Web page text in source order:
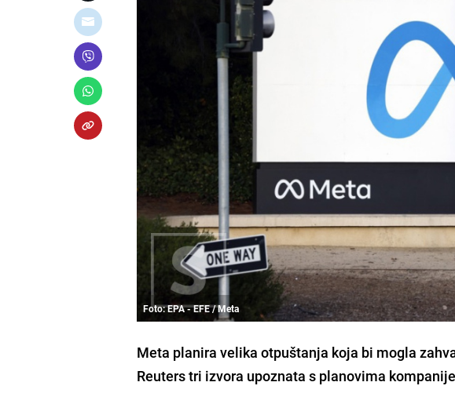
Foto: EPA - EFE / Meta
Meta planira velika otpuštanja koja bi mogla
Reuters tri izvora upoznata s planovima